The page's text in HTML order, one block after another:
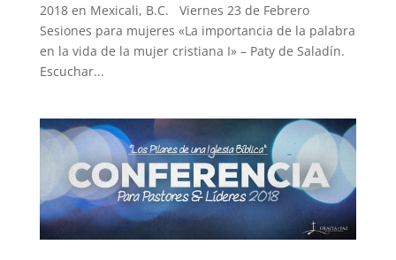
2018 en Mexicali, B.C. Viernes 23 de Febrero
Sesiones para mujeres «La importancia de la palabra
en la vida de la mujer cristiana I» – Paty de Saladín.
Escuchar...